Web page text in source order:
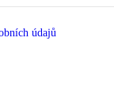
údajů